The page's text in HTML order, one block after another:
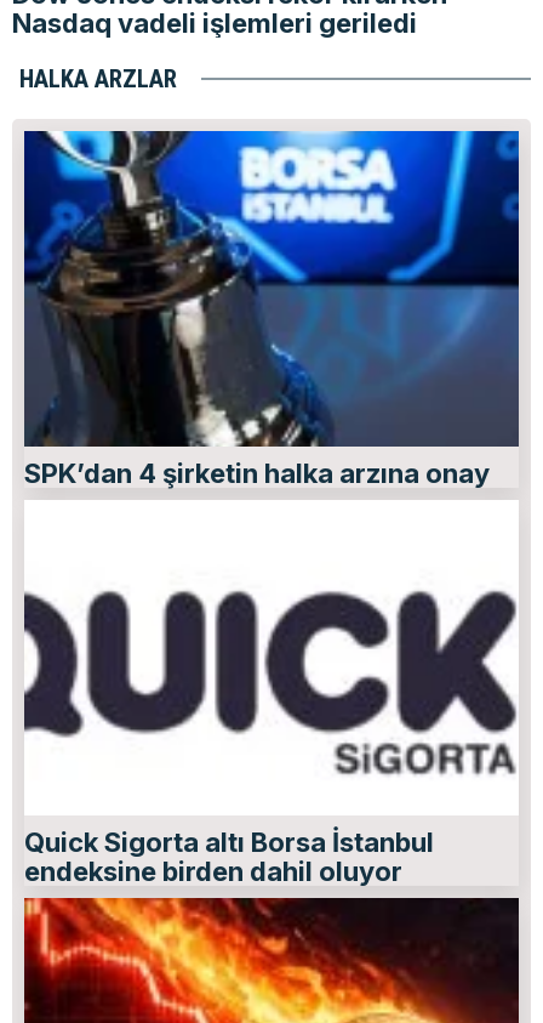
Nasdaq vadeli işlemleri geriledi
HALKA ARZLAR
SPK’dan 4 şirketin halka arzına onay
Quick Sigorta altı Borsa İstanbul
endeksine birden dahil oluyor